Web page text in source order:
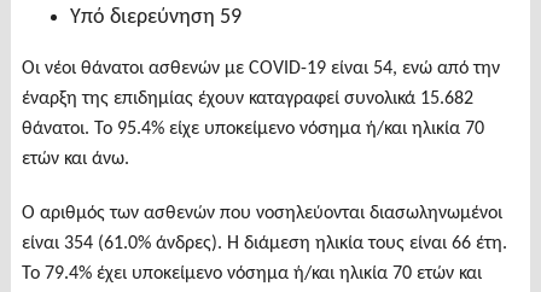
Υπό διερεύνηση 59
Οι νέοι θάνατοι ασθενών με COVID-19 είναι 54, ενώ από την
έναρξη της επιδημίας έχουν καταγραφεί συνολικά 15.682
θάνατοι. Το 95.4% είχε υποκείμενο νόσημα ή/και ηλικία 70
ετών και άνω.
Ο αριθμός των ασθενών που νοσηλεύονται διασωληνωμένοι
είναι 354 (61.0% άνδρες). Η διάμεση ηλικία τους είναι 66 έτη.
To 79.4% έχει υποκείμενο νόσημα ή/και ηλικία 70 ετών και